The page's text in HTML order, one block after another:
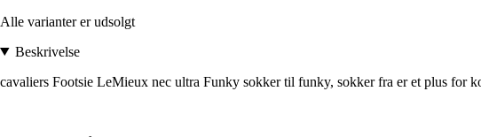
Alle varianter er udsolgt
Beskrivelse
cavaliers Footsie LeMieux nec ultra Funky sokker til funky, sokker fra er et plus for